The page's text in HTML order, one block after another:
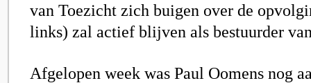
van Toezicht zich buigen over de
links) zal actief blijven als bestuurder
Afgelopen week was Paul Oomens nog